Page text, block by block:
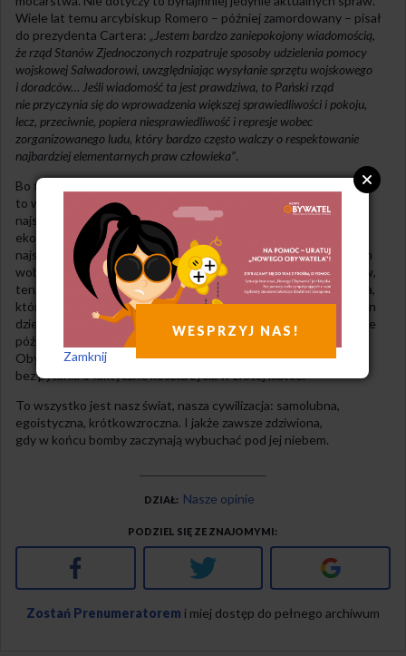
Wiele lat temu arcybiskup Romero – później zamordowany – pisał
do prezydenta Cartera:
„Jestem bardzo zaniepokojony wiadomością,
że rząd Stanów Zjednoczonych rozpatruje sposoby udzielenia pomocy
wojskowej Salwadorowi, uwzględniając wysyłanie sprzętu wojskowego
i doradców… Jeśli wiadomość ta jest prawdziwa, to Pański rząd
nie przyczynia się do wprowadzenia większej sprawiedliwości i pokoju,
lecz, przeciwnie, popiera niesprawiedliwość i represje wobec
zorganizowanego ludu, który bardzo często walczy o respektowanie
najbardziej elementarnych praw człowieka”.
Bo też na końcu iluzji tego pięknego świata, który jeśli walczy,
to walczy o pokój i dobrobyt, zawsze jest człowiek, często
najsłabszy i najuboższy, bezsilny wobec możnych tego świata,
ekonomicznych i cywilizacyjnych struktur. Zarówno ten, co jest
najsłabszy w łonie kobiety, jak ten, co stoi z kijem lub kamieniem
wobec uzbrojonych po zęby „stróżów ładu” lub rewolucjonistów,
ten, co psychicznie nie wytrzymał wyścigu szczurów i ta kobieta,
która w „latających fabrykach” korporacji przez kilkanaście godzin
dziennie za grosze przyszywa sympatyczne loga korporacji, które
później nosimy na sobie jako obywatele „lepszego świata”.
Obywatele syci na ogół, choć wciąż pragnący więcej i więcej,
bez pytania o faktyczne koszta życia w złotej klatce.
To wszystko jest nasz świat, nasza cywilizacja: samolubna,
egoistyczna, krótkowzroczna. I jakże zawsze zdziwiona,
gdy w końcu bomby zaczynają wybuchać pod jej niebem.
DZIAŁ Nasze opinie
PODZIEL SIĘ ZE ZNAJOMYMI
Facebook Twitter Google+
Zostań Prenumeratorem i miej dostęp do pełnego archiwum
WESPRZYJ NAS!
Zamknij